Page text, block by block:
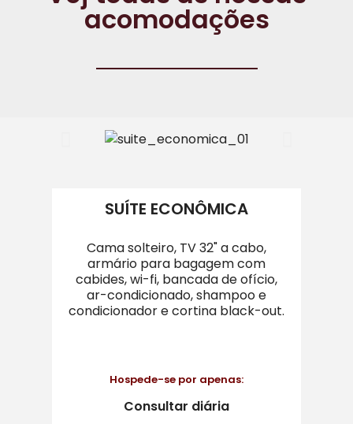
acomodações
SUÍTE ECONÔMICA​
Cama solteiro, TV 32" a cabo,
armário para bagagem com
cabides, wi-fi, bancada de ofício,
ar-condicionado, shampoo e
condicionador e cortina black-out.
Hospede-se por apenas:
Consultar diária